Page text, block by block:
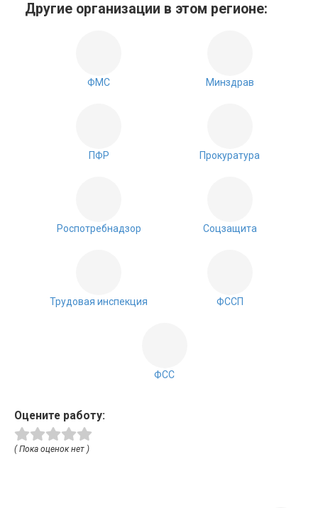
Другие организации в этом регионе:
ФМС Минздрав
ПФР Прокуратура
Роспотребнадзор Соцзащита
Трудовая инспекция ФССП
ФСС
Оцените работу:
( Пока оценок нет )